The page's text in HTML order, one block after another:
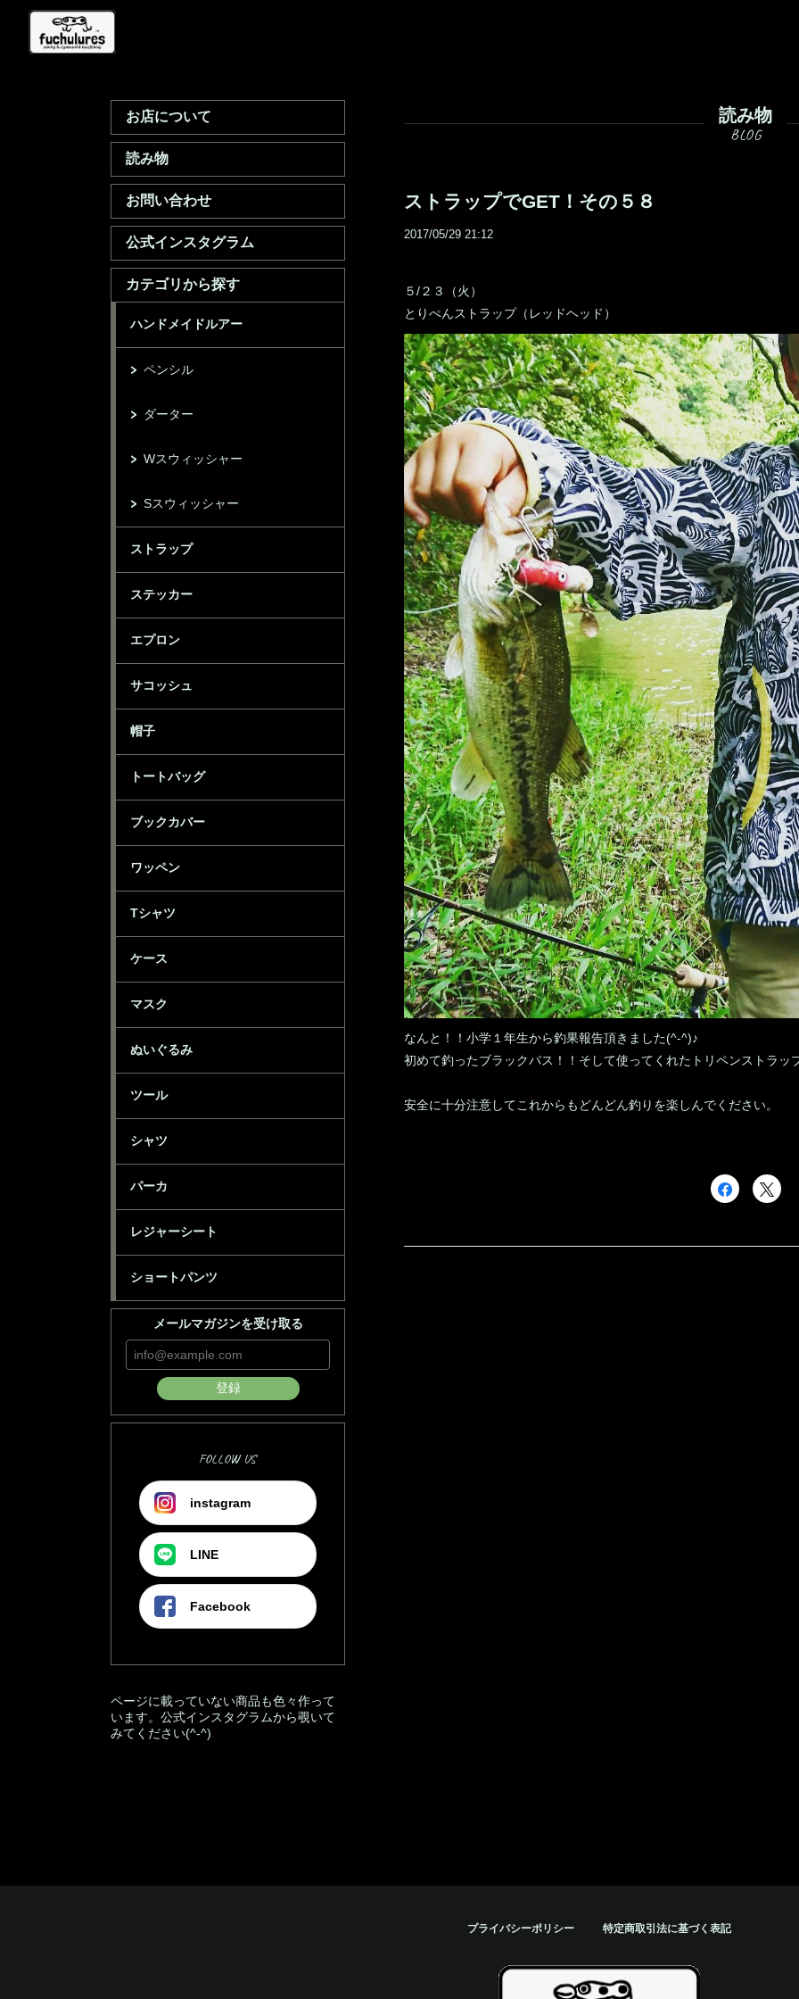
お店について
読み物
お問い合わせ
公式インスタグラム
カテゴリから探す
ハンドメイドルアー
ペンシル
ダーター
Wスウィッシャー
Sスウィッシャー
ストラップ
ステッカー
エプロン
サコッシュ
帽子
トートバッグ
ブックカバー
ワッペン
Tシャツ
ケース
マスク
ぬいぐるみ
ツール
シャツ
パーカ
レジャーシート
ショートパンツ
メールマガジンを受け取る
登録
FOLLOW US
instagram
LINE
Facebook
ページに載っていない商品も色々作って
います。公式インスタグラムから覗いて
みてください(^-^)
読み物
ストラップでGET！その５８
2017/05/29 21:12
５/２３（火）
とりぺんストラップ（レッドヘッド）
なんと！！小学１年生から釣果報告頂きました(^-^)♪
初めて釣ったブラックバス！！そして使ってくれたトリペンストラッ
安全に十分注意してこれからもどんどん釣りを楽しんでください。
プライバシーポリシー 特定商取引法に基づく表記